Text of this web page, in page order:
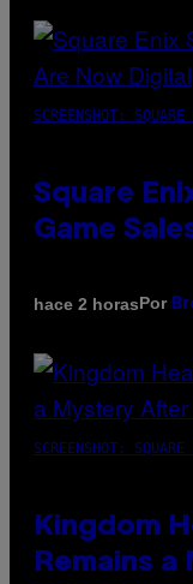
SCREENSHOT:
Square
Game
hace 2 horasPor
SCREENSHOT:
Kingdom
Remains